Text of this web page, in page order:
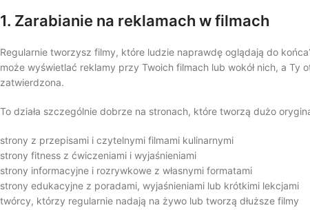
1. Zarabianie na reklamach w filmach
Regularnie tworzysz filmy, które ludzie naprawdę oglądają do
może wyświetlać reklamy przy Twoich filmach lub wokół nich, a
zatwierdzona.
To działa szczególnie dobrze na stronach, które tworzą dużo
strony z przepisami i czytelnymi filmami kulinarnymi
strony fitness z ćwiczeniami i wyjaśnieniami
strony informacyjne i rozrywkowe z własnymi formatami
strony edukacyjne z poradami, wyjaśnieniami lub krótkimi lekcjami
twórcy, którzy regularnie nadają na żywo lub tworzą dłuższe filmy